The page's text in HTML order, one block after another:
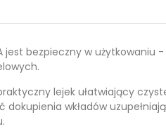
jest bezpieczny w
lejek ułatwiający
dokupienia wkładów